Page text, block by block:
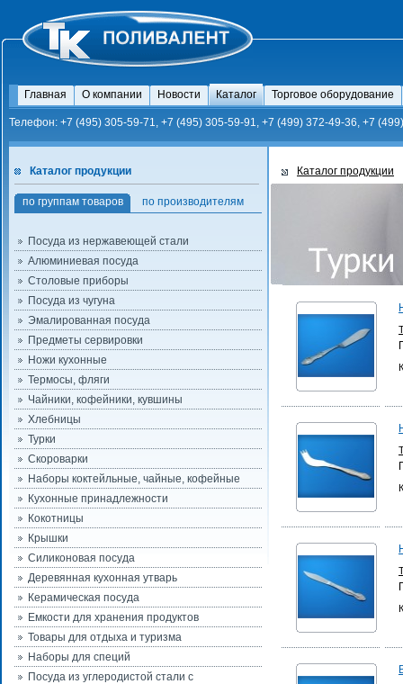
Главная О компании Новости Каталог Торговое оборудование
Телефон: +7 (495) 305-59-71, +7 (495) 305-59-91, +7 (499) 372-49-36, +7
Каталог продукции
по группам товаров по производителям
Посуда из нержавеющей стали
Алюминиевая посуда
Столовые приборы
Посуда из чугуна
Эмалированная посуда
Предметы сервировки
Ножи кухонные
Термосы, фляги
Чайники, кофейники, кувшины
Хлебницы
Турки
Скороварки
Наборы коктейльные, чайные, кофейные
Кухонные принадлежности
Кокотницы
Крышки
Силиконовая посуда
Деревянная кухонная утварь
Керамическая посуда
Емкости для хранения продуктов
Товары для отдыха и туризма
Наборы для специй
Посуда из углеродистой стали с
Каталог продукции